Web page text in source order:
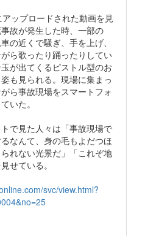
ップロードされた動画を見
故が発生した時、一部の
の近くで騒ぎ、手を上げ、
ら歌ったり踊ったりしてい
が出てくるピストル型のお
も見られる。現場に集まっ
ら事故現場をスマートフォ
いた。
で見た人々は「事故現場で
なんて、身の毛もよだつほ
れない光景だ」「これぞ地
せている。
svc/view.html?